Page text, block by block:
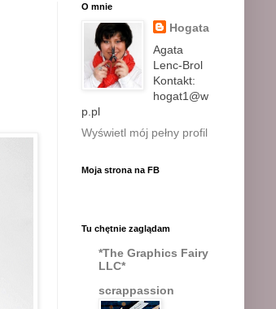
O mnie
Hogata
Agata
Lenc-Brol
Kontakt:
hogat1@w
p.pl
Wyświetl mój pełny profil
Moja strona na FB
Tu chętnie zaglądam
*The Graphics Fairy
LLC*
scrappassion